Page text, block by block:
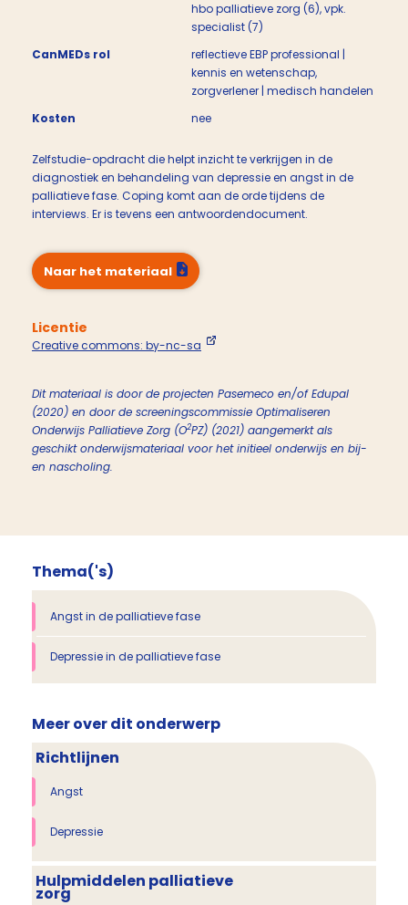
hbo palliatieve zorg (6), vpk.
specialist (7)
CanMEDs rol
reflectieve EBP professional |
kennis en wetenschap,
zorgverlener | medisch handelen
Kosten
nee
Zelfstudie-opdracht die helpt inzicht te verkrijgen in de
diagnostiek en behandeling van depressie en angst in de
palliatieve fase. Coping komt aan de orde tijdens de
interviews. Er is tevens een antwoordendocument.
Naar het materiaal
Licentie
Creative commons: by-nc-sa
Dit materiaal is door de projecten Pasemeco en/of Edupal
(2020) en door de screeningscommissie Optimaliseren
Onderwijs Palliatieve Zorg (O2PZ) (2021) aangemerkt als
geschikt onderwijsmateriaal voor het initieel onderwijs en bij-
en nascholing.
Thema('s)
Angst in de palliatieve fase
Depressie in de palliatieve fase
Meer over dit onderwerp
Richtlijnen
Angst
Depressie
Hulpmiddelen palliatieve
zorg